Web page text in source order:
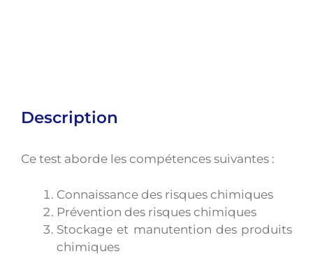
Description
Ce test aborde les compétences suivantes :
Connaissance des risques chimiques
Prévention des risques chimiques
Stockage et manutention des produits
chimiques